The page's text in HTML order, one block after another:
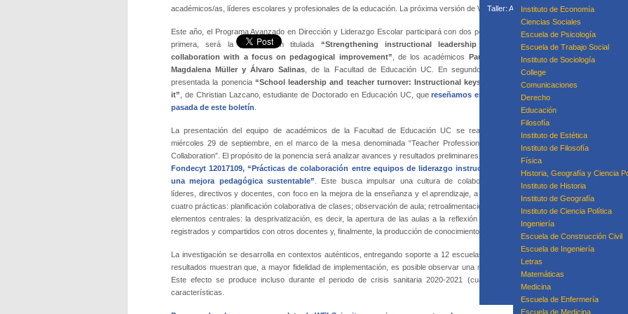
Instituto de Economía
Ciencias Sociales
Escuela de Psicología
Escuela de Trabajo Social
Instituto de Sociología
College
Comunicaciones
Derecho
Educación
Filosofía
Instituto de Estética
Instituto de Filosofía
Física
Historia, Geografía y Ciencia
Instituto de Historia
Instituto de Geografía
Instituto de Ciencia Política
Ingeniería
Escuela de Construcción Civil
Escuela de Ingeniería
Letras
Matemáticas
Medicina
Escuela de Enfermería
Escuela de Medicina
Taller: Acompañamiento Para la Mejora
Taller: Prácticas
académicos/as, líderes escolares y profesionales de la educación. La próxima versión de WELS se realizará entre los días 28 y 30
Este año, el Programa Avanzado en Dirección y Liderazgo Escolar participará con dos ponencias. La
primera, será la presentación titulada “Strengthening instructional leadership teams for
collaboration with a focus on pedagogical improvement” , de los académicos Paulo Volante,
Magdalena Müller y Álvaro Salinas , de la Facultad de Educación UC. En segundo lugar, será
presentada la ponencia “School leadership and teacher turnover: Instructional keys to prevent
it” , de Christian Lazcano, estudiante de Doctorado en Educación UC, quereseñamos en la edición
pasada de este boletín
La presentación del equipo de académicos de la Facultad de Educación UC se realizará el día
miércoles 29 de septiembre, en el marco de la mesa denominada “Teacher Professionalisation and
Collaboration”. El propósito de la ponencia será analizar avances y resultados preliminares del proyecto
Fondecyt 12017109, “Prácticas de colaboración entre equipos de liderazgo instruccional para
una mejora pedagógica sustentable” . Este busca impulsar una cultura de colaboración entre
líderes, directivos y docentes, con foco en la mejora de la enseñanza y el aprendizaje, a través de
Ciclos de Investigación
cuatro prácticas: planificación colaborativa de clases; observación de aula; retroalimentación entre pares y refinamiento de las
elementos centrales: la desprivatización, es decir, la apertura de las aulas a la reflexión y crítica colectiva; el almacenamiento,
registrados y compartidos con otros docentes y, finalmente, la producción de conocimiento que está validado para la mejora, a
La investigación se desarrolla en contextos auténticos, entregando soporte a 12 escuelas municipales de tres comunas,
resultados muestran que, a mayor fidelidad de implementación, es posible observar una mayor frecuencia, más satisfacción y
Este efecto se produce incluso durante el periodo de crisis sanitaria 2020-2021 (cuando todas las actividades debieron
características.